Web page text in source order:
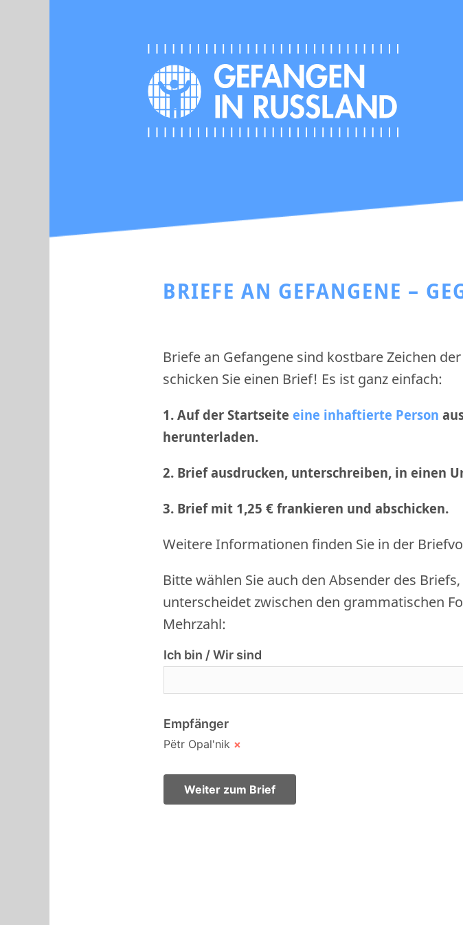
BRIEFE AN GEFANGENE –
Briefe an Gefangene sind kostbare Zeichen
schicken Sie einen Brief! Es ist ganz einfach:
1. Auf der Startseite eine inhaftierte Person
herunterladen.
2. Brief ausdrucken, unterschreiben, in einen
3. Brief mit 1,25 € frankieren und abschicken.
Weitere Informationen finden Sie in der
Bitte wählen Sie auch den Absender des
unterscheidet zwischen den grammatischen
Mehrzahl:
Ich bin / Wir sind
Empfänger
Pёtr Opal'nik ×
Weiter zum Brief